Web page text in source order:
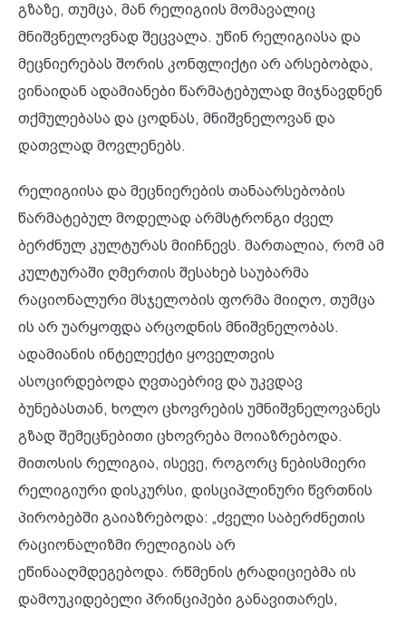
გზაზე, თუმცა, მან რელიგიის მომავალიც
მნიშვნელოვნად შეცვალა. უწინ რელიგიასა და
მეცნიერებას შორის კონფლიქტი არ არსებობდა,
ვინაიდან ადამიანები წარმატებულად მიჯნავდნენ
თქმულებასა და ცოდნას, მნიშვნელოვან და
დათვლად მოვლენებს.
რელიგიისა და მეცნიერების თანაარსებობის
წარმატებულ მოდელად არმსტრონგი ძველ
ბერძნულ კულტურას მიიჩნევს. მართალია, რომ ამ
კულტურაში ღმერთის შესახებ საუბარმა
რაციონალური მსჯელობის ფორმა მიიღო, თუმცა
ის არ უარყოფდა არცოდნის მნიშვნელობას.
ადამიანის ინტელექტი ყოველთვის
ასოცირდებოდა ღვთაებრივ და უკვდავ
ბუნებასთან, ხოლო ცხოვრების უმნიშვნელოვანეს
გზად შემეცნებითი ცხოვრება მოიაზრებოდა.
მითოსის რელიგია, ისევე, როგორც ნებისმიერი
რელიგიური დისკურსი, დისციპლინური წვრთნის
პირობებში გაიაზრებოდა: „ძველი საბერძნეთის
რაციონალიზმი რელიგიას არ
ეწინააღმდეგებოდა. რწმენის ტრადიციებმა ის
დამოუკიდებელი პრინციპები განავითარეს,